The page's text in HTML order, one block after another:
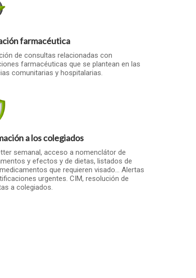
farmacéutica
de consultas relacionadas con
farmacéuticas que se plantean en las
comunitarias y hospitalarias.
a los colegiados
semanal, acceso a nomenclátor de
y efectos y de dietas, listados de
medicamentos que requieren visado… Alertas
urgentes. CIM, resolución de
a colegiados.